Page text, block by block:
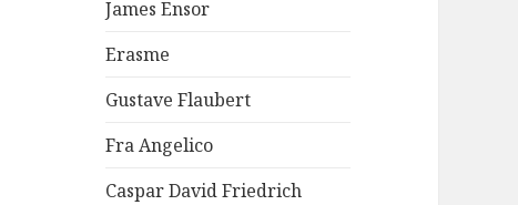
James Ensor
Erasme
Gustave Flaubert
Fra Angelico
Caspar David Friedrich